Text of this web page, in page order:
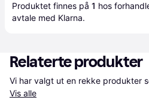
Produktet finnes på 1 hos
avtale med Klarna.
Relaterte produkter
Vis alle